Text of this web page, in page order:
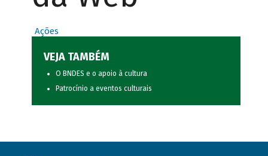
Ações
VEJA TAMBÉM
O BNDES e o apoio à cultura
Patrocínio a eventos culturais